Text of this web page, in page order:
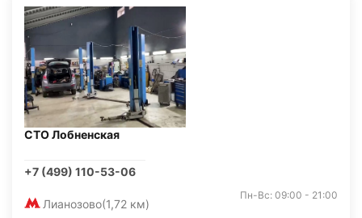
СТО Лобненская
+7 (499) 110-53-06
Лианозово(1,72 км)
Пн-Вс: 09:00 - 21:00